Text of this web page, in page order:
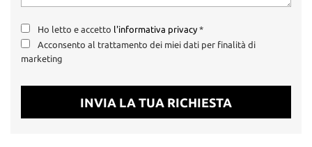
Ho letto e accetto l'informativa privacy*
Acconsento al trattamento dei miei dati per finalità di
marketing
INVIA LA TUA RICHIESTA